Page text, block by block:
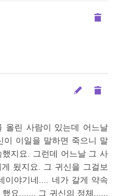
올린 사람이 있는데 어느날
이 이일을 말하면 죽으니 말
지요. 그런데 어느날 그 사
됬지요. 그 귀신을 그걸보
이야기네.... 네가 갈게 약속
요....... 그 귀신의 정체......